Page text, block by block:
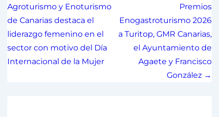
Agroturismo y Enoturismo
de Canarias destaca el
liderazgo femenino en el
sector con motivo del Día
Internacional de la Mujer
Premios
Enogastroturismo 2026
a Turitop, GMR Canarias,
el Ayuntamiento de
Agaete y Francisco
González →